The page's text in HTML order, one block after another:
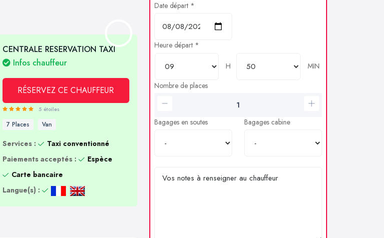
CENTRALE RESERVATION TAXI
Infos chauffeur
RÉSERVEZ CE CHAUFFEUR
5 étoiles
7 Places Van
Services :
Taxi conventionné
Paiements acceptés :
Espèce
Carte bancaire
Langue(s) :
Date départ *
Heure départ *
H
MIN
Nombre de places
Bagages en soutes Bagages cabine